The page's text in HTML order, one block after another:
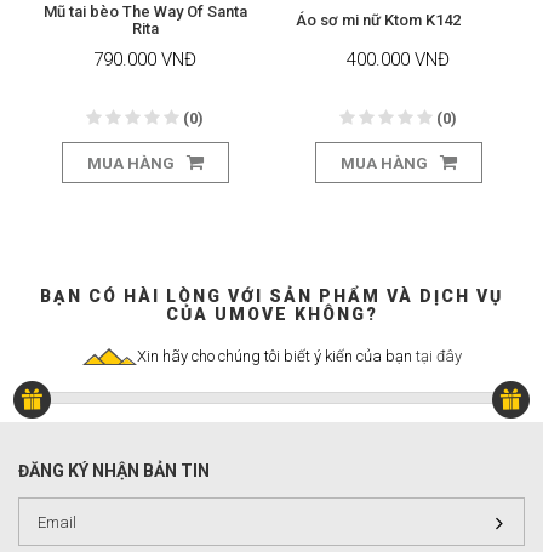
Mũ tai bèo The Way Of Santa
Rita
790.000 VNĐ
(0)
MUA HÀNG
Áo sơ mi nữ Ktom K142
400.000 VNĐ
(0)
MUA HÀNG
BẠN CÓ HÀI LÒNG VỚI SẢN PHẨM VÀ DỊCH VỤ
CỦA UMOVE KHÔNG?
Xin hãy cho chúng tôi biết ý kiến của bạn tại đây
ĐĂNG KÝ NHẬN BẢN TIN